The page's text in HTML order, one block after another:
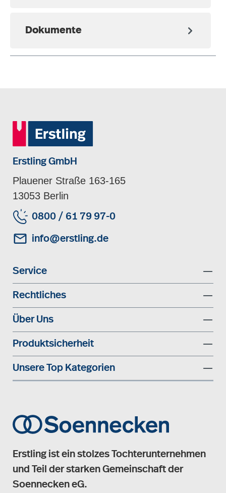
Dokumente
Erstling GmbH
Plauener Straße 163-165
13053 Berlin
0800 / 61 79 97-0
info@erstling.de
Service
Rechtliches
Über Uns
Produktsicherheit
Unsere Top Kategorien
Erstling ist ein stolzes Tochterunternehmen
und Teil der starken Gemeinschaft der
Soennecken eG.